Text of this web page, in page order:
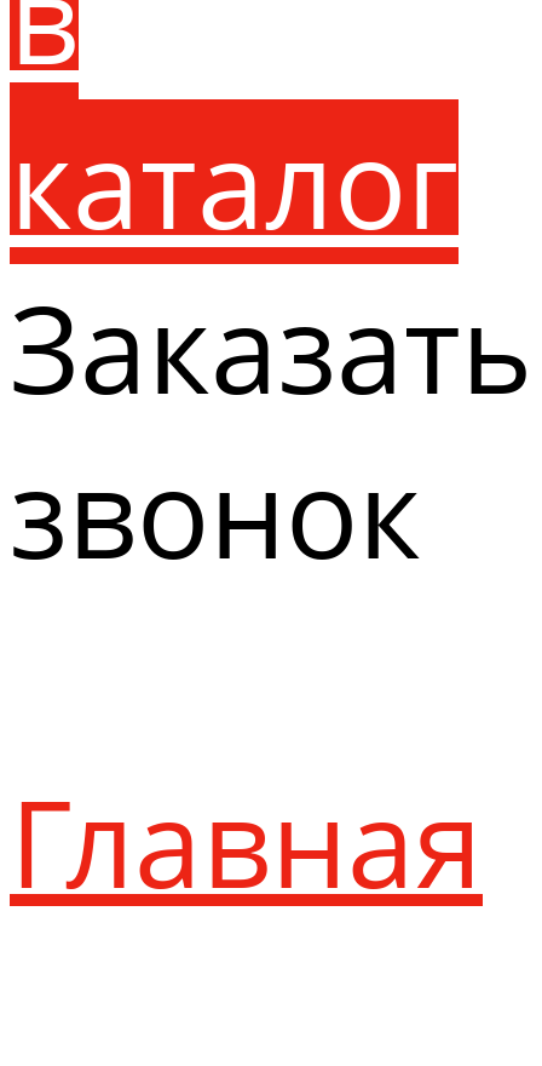
каталог
Заказать
звонок
Главная